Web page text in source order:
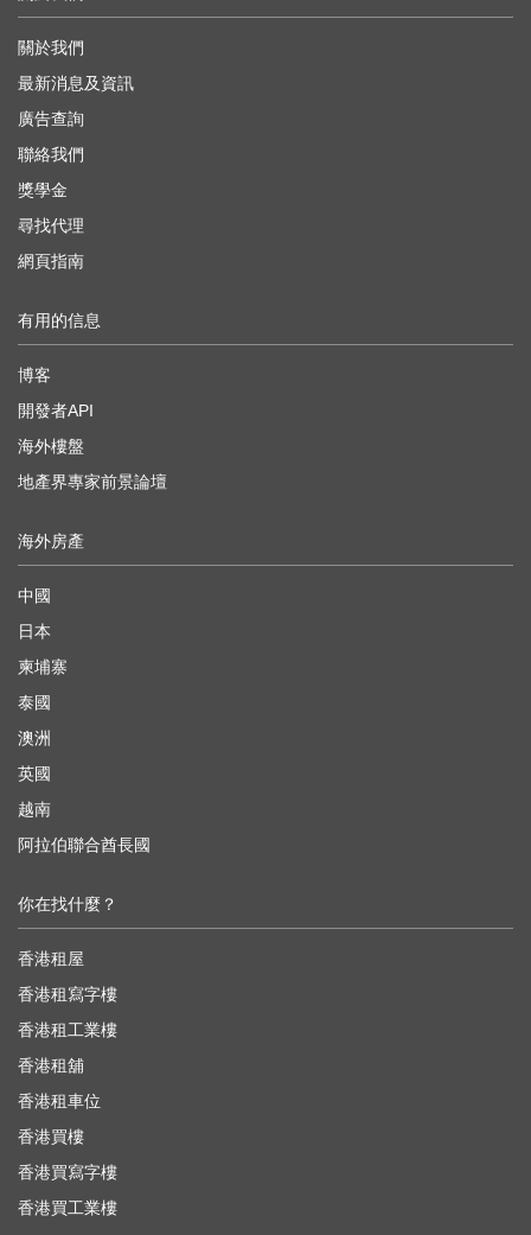
關於我們
最新消息及資訊
廣告查詢
聯絡我們
獎學金
尋找代理
網頁指南
有用的信息
博客
開發者API
海外樓盤
地產界專家前景論壇
海外房產
中國
日本
柬埔寨
泰國
澳洲
英國
越南
阿拉伯聯合酋長國
你在找什麼？
香港租屋
香港租寫字樓
香港租工業樓
香港租舖
香港租車位
香港買樓
香港買寫字樓
香港買工業樓